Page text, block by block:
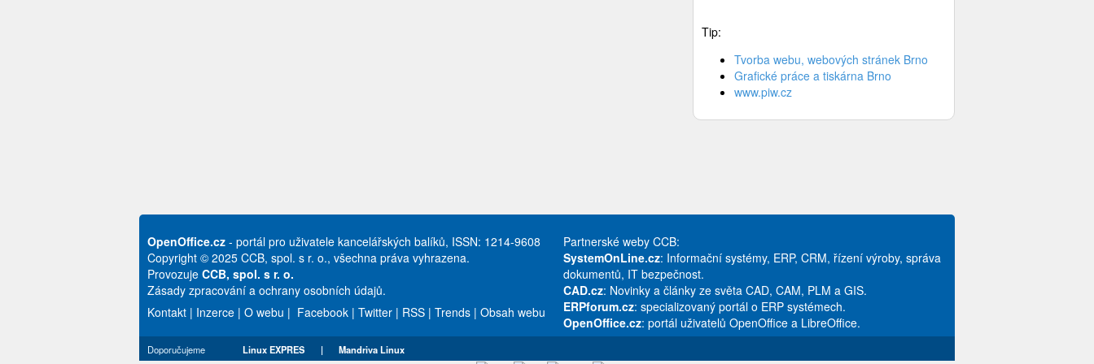
Tip:
Tvorba webu, webových stránek Brno
Grafické práce a tiskárna Brno
www.piw.cz
OpenOffice.cz - portál pro uživatele kancelářských balíků, ISSN: 1214-9608
Copyright © 2025 CCB, spol. s r. o., všechna práva vyhrazena.
Provozuje CCB, spol. s r. o.
Zásady zpracování a ochrany osobních údajů.
Kontakt | Inzerce | O webu | Facebook | Twitter | RSS | Trends | Obsah webu
Partnerské weby CCB:
SystemOnLine.cz: Informační systémy, ERP, CRM, řízení výroby, správa
dokumentů, IT bezpečnost.
CAD.cz: Novinky a články ze světa CAD, CAM, PLM a GIS.
ERPforum.cz: specializovaný portál o ERP systémech.
OpenOffice.cz: portál uživatelů OpenOffice a LibreOffice.
Doporučujeme Linux EXPRES | Mandriva Linux